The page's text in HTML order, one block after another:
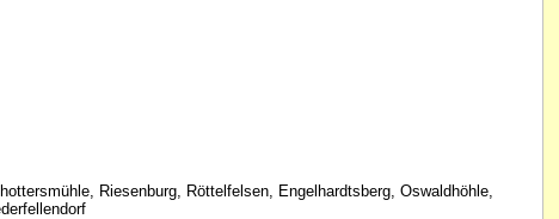
Riesenburg, Röttelfelsen, Engelhardtsberg, Oswaldhöhle,